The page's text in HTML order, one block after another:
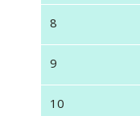
8
9
10